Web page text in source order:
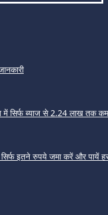
सिर्फ ब्याज से 2.24 लाख तक
इतने रुपये जमा करें और पायें